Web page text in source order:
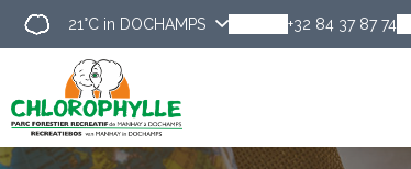
21°C in DOCHAMPS +32 84 37 87 74